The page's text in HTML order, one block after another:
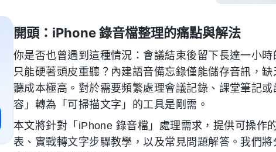
開頭：iPhone 錄音檔整理的痛點與解法
你是否也曾遇到這種情況：會議結束後留下長達一小
只能硬著頭皮重聽？內建語音備忘錄僅能儲存音訊，
聽成本極高。對於需要頻繁處理會議記錄、課堂筆記
容」轉為「可掃描文字」的工具是剛需。
本文將針對「iPhone 錄音檔」處理需求，提供可操作
表、實戰轉文字步驟教學，以及常見問題解答。我們